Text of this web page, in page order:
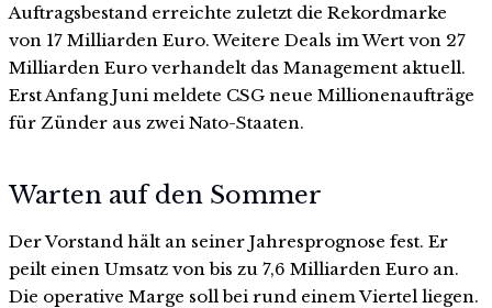
Auftragsbestand erreichte zuletzt die Rekordmarke
von 17 Milliarden Euro. Weitere Deals im Wert von 27
Milliarden Euro verhandelt das Management aktuell.
Erst Anfang Juni meldete CSG neue Millionenaufträge
für Zünder aus zwei Nato-Staaten.
Warten auf den Sommer
Der Vorstand hält an seiner Jahresprognose fest. Er
peilt einen Umsatz von bis zu 7,6 Milliarden Euro an.
Die operative Marge soll bei rund einem Viertel liegen.